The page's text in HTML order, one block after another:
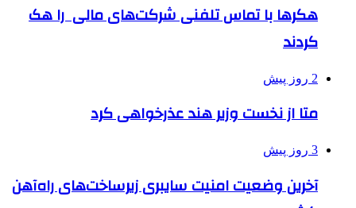
هکرها با تماس تلفنی شرکت‌های مالی را هک
کردند
2 روز پیش
متا از نخست وزیر هند عذرخواهی کرد
3 روز پیش
آخرین وضعیت امنیت سایبری زیرساخت‌های راه‌آهن